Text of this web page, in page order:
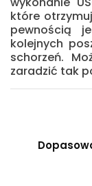
które
pewnością
kolejnych
schorzeń.
zaradzić tak